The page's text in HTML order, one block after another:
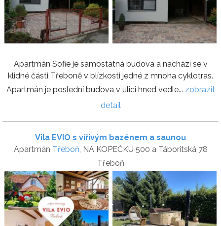
Apartmán Sofie je samostatná budova a nachází se v
klidné části Třeboně v blízkosti jedné z mnoha cyklotras.
Apartmán je poslední budova v ulici hned vedle... zobrazit
detail
Vila EVIO s vířivým bazénem a saunou
Apartmán Třeboň, NA KOPEČKU 500 a Táboritská 78
Třeboň